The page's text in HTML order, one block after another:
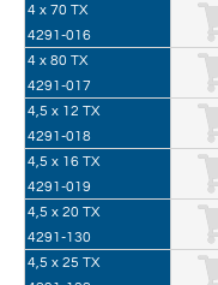
4 x 70 TX
4291-016
4 x 80 TX
4291-017
4,5 x 12 TX
4291-018
4,5 x 16 TX
4291-019
4,5 x 20 TX
4291-130
4,5 x 25 TX